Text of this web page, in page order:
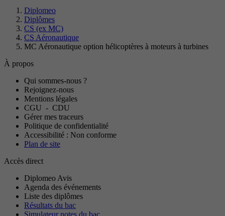
Diplomeo
Diplômes
CS (ex MC)
CS Aéronautique
MC Aéronautique option hélicoptères à moteurs à turbines
À propos
Qui sommes-nous ?
Rejoignez-nous
Mentions légales
CGU - CDU
Gérer mes traceurs
Politique de confidentialité
Accessibilité : Non conforme
Plan de site
Accès direct
Diplomeo Avis
Agenda des événements
Liste des diplômes
Résultats du bac